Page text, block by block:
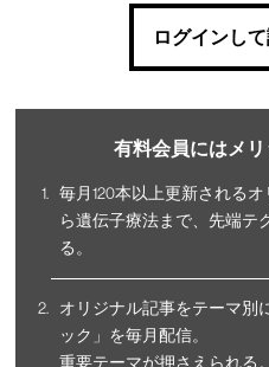
ログインし
有料会員にはメリ
毎月120本以上更新される
ら遺伝子療法まで、先端テ
る。
オリジナル記事をテーマ別
ック」を毎月配信。
重要テーマが押さえられる。